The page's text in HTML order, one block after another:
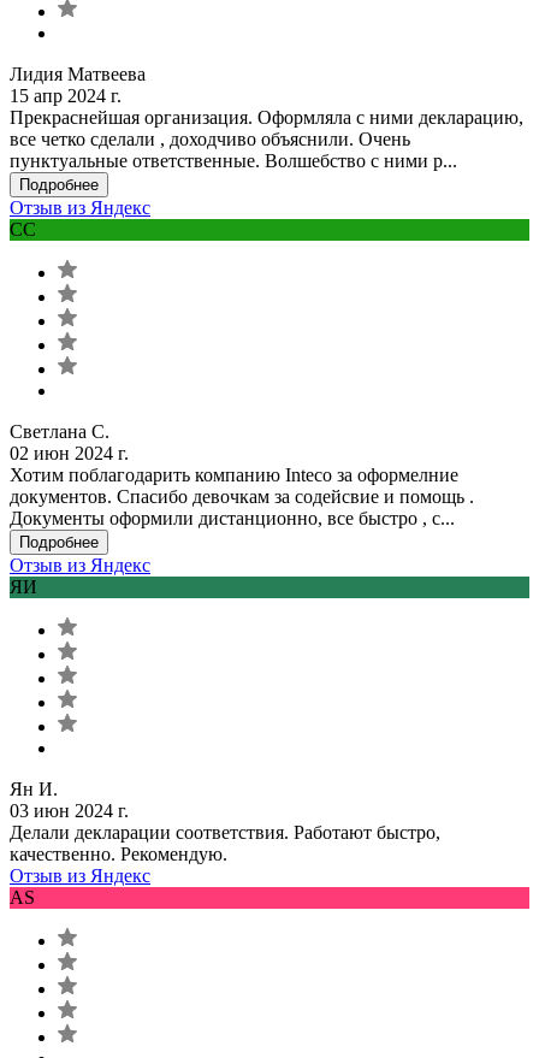
Лидия Матвеева
15 апр 2024 г.
Прекраснейшая организация. Оформляла с ними декларацию,
все четко сделали , доходчиво объяснили. Очень
пунктуальные ответственные. Волшебство с ними р...
Подробнее
Отзыв из Яндекс
СС
Светлана С.
02 июн 2024 г.
Хотим поблагодарить компанию Inteco за оформелние
документов. Спасибо девочкам за содейсвие и помощь .
Документы оформили дистанционно, все быстро , с...
Подробнее
Отзыв из Яндекс
ЯИ
Ян И.
03 июн 2024 г.
Делали декларации соответствия. Работают быстро,
качественно. Рекомендую.
Отзыв из Яндекс
AS